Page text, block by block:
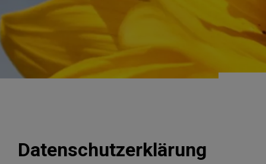
Datenschutzerklärung